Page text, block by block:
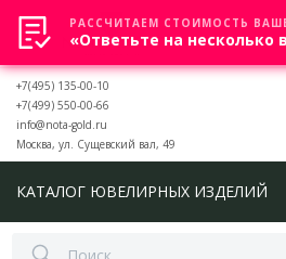
+7(495) 135-00-10
+7(499) 550-00-66
info@nota-gold.ru
Москва, ул. Сущевский вал, 49
КАТАЛОГ ЮВЕЛИРНЫХ ИЗДЕЛИЙ
РАССЧИТАЕМ СТОИМОСТЬ
«Ответьте на несколько